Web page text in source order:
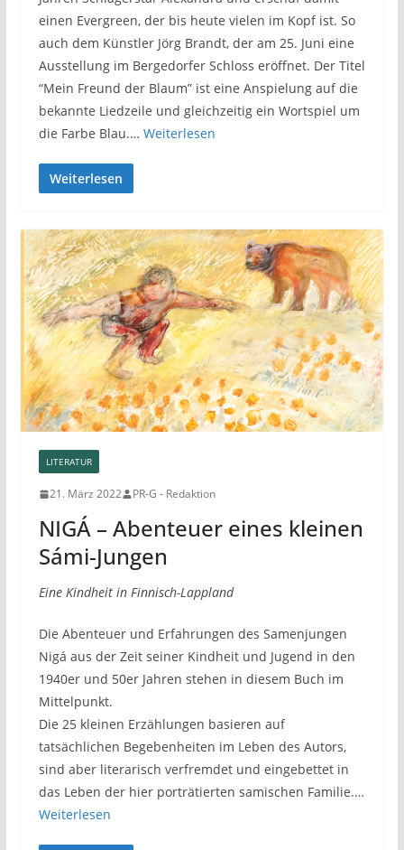
einen Evergreen, der bis heute vielen im Kopf ist. So
auch dem Künstler Jörg Brandt, der am 25. Juni eine
Ausstellung im Bergedorfer Schloss eröffnet. Der Titel
“Mein Freund der Blaum” ist eine Anspielung auf die
bekannte Liedzeile und gleichzeitig ein Wortspiel um
die Farbe Blau.… Weiterlesen
Weiterlesen
LITERATUR
21. März 2022 PR-G - Redaktion
NIGÁ – Abenteuer eines kleinen
Sámi-Jungen
Eine Kindheit in Finnisch-Lappland
Die Abenteuer und Erfahrungen des Samenjungen
Nigá aus der Zeit seiner Kindheit und Jugend in den
1940er und 50er Jahren stehen in diesem Buch im
Mittelpunkt.
Die 25 kleinen Erzählungen basieren auf
tatsächlichen Begebenheiten im Leben des Autors,
sind aber literarisch verfremdet und eingebettet in
das Leben der hier porträtierten samischen Familie.…
Weiterlesen